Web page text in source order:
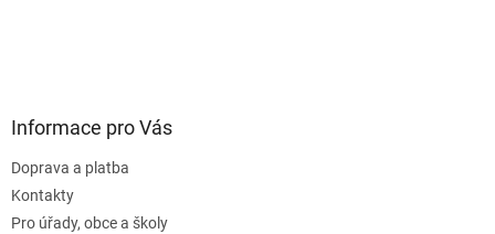
Informace pro Vás
Doprava a platba
Kontakty
Pro úřady, obce a školy